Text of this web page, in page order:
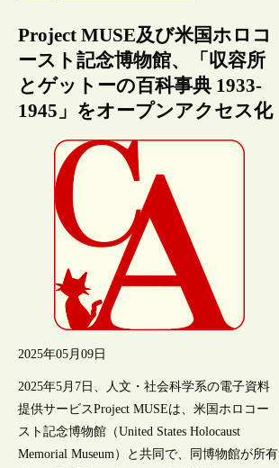
Project MUSE及び米国ホロコ
ースト記念博物館、「収容所
とゲットーの百科事典 1933-
1945」をオープンアクセス化
2025年05月09日
2025年5月7日、人文・社会科学系の電子資料
提供サービスProject MUSEは、米国ホロコー
スト記念博物館（United States Holocaust
Memorial Museum）と共同で、同博物館が所有